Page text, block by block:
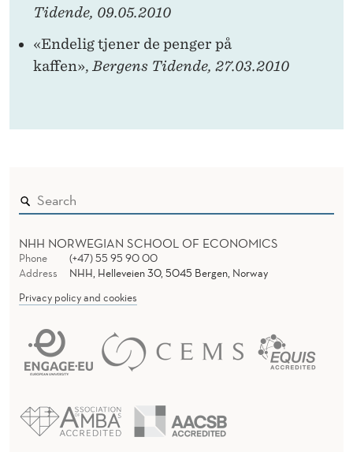
Tidende, 09.05.2010
«Endelig tjener de penger på
kaffen», Bergens Tidende, 27.03.2010
NHH NORWEGIAN SCHOOL OF ECONOMICS
Phone
(+47) 55 95 90 00
Address
NHH, Helleveien 30, 5045 Bergen, Norway
Privacy policy and cookies